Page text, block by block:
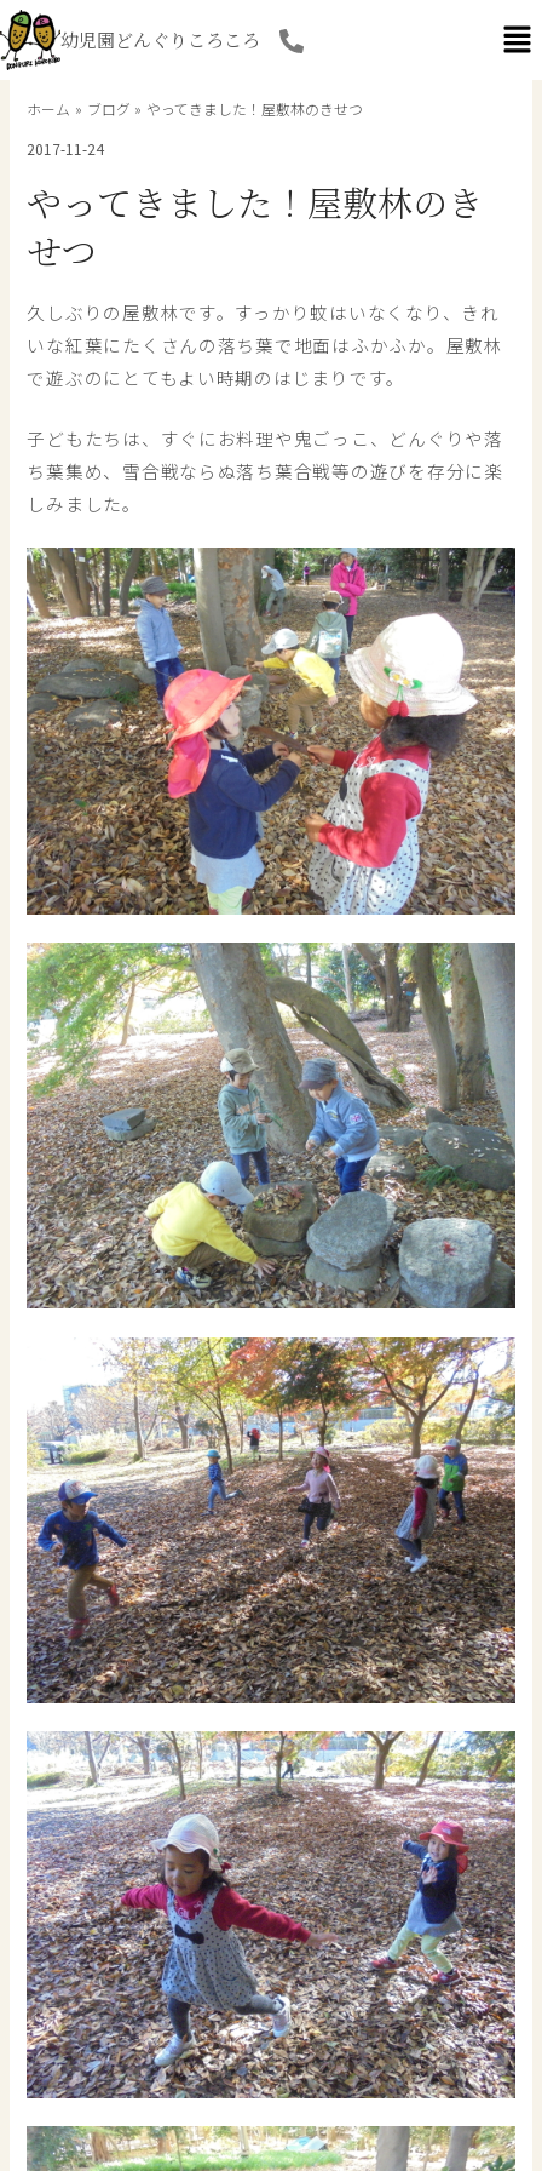
内
容
を
幼児園どんぐりころころ
ホーム ブログ
やってきました！屋敷林のきせつ
2017-11-24
やってきました！屋敷林のき
せつ
久しぶりの屋敷林です。すっかり蚊はいなくなり、きれ
いな紅葉にたくさんの落ち葉で地面はふかふか。屋敷林
で遊ぶのにとてもよい時期のはじまりです。
子どもたちは、すぐにお料理や鬼ごっこ、どんぐりや落
ち葉集め、雪合戦ならぬ落ち葉合戦等の遊びを存分に楽
しみました。